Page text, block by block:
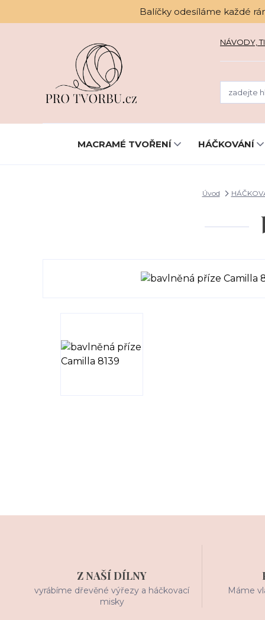
Balíčky odesíláme každé
NÁVODY,
MACRAMÉ TVOŘENÍ HÁČKOVÁNÍ
Úvod
Z NAŠÍ DÍLNY
vyrábíme dřevěné výřezy a háčkovací
misky
Máme